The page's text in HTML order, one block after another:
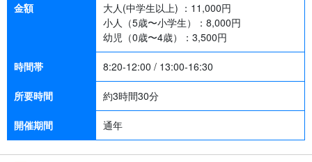
金額 大人(中学生以上) ： 11,000円
小人（5歳〜小学生）： 8,000円
幼児（0歳〜4歳）： 3,500円
時間帯 8:20-12:00 / 13:00-16:30
所要時間 約3時間30分
開催期間 通年